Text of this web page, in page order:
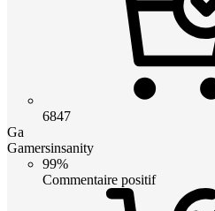
6847
Ga
Gamersinsanity
99%
Commentaire positif